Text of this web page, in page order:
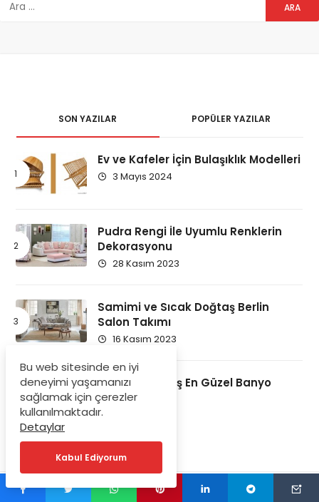
SON YAZILAR POPÜLER YAZILAR
Ev ve Kafeler İçin Bulaşıklık Modelleri
3 Mayıs 2024
Pudra Rengi İle Uyumlu Renklerin
Dekorasyonu
28 Kasım 2023
Samimi ve Sıcak Doğtaş Berlin
Salon Takımı
16 Kasım 2023
Ödüllendirilmiş En Güzel Banyo
Örnekleri
Bu web sitesinde en iyi
deneyimi yaşamanızı
sağlamak için çerezler
kullanılmaktadır.
Detaylar
Kabul Ediyorum